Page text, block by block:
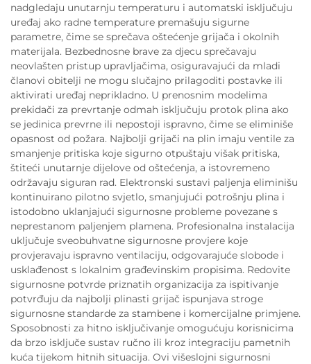
nadgledaju unutarnju temperaturu i automatski isključuju
uređaj ako radne temperature premašuju sigurne
parametre, čime se sprečava oštećenje grijača i okolnih
materijala. Bezbednosne brave za djecu sprečavaju
neovlašten pristup upravljačima, osiguravajući da mladi
članovi obitelji ne mogu slučajno prilagoditi postavke ili
aktivirati uređaj neprikladno. U prenosnim modelima
prekidači za prevrtanje odmah isključuju protok plina ako
se jedinica prevrne ili nepostoji ispravno, čime se eliminiše
opasnost od požara. Najbolji grijači na plin imaju ventile za
smanjenje pritiska koje sigurno otpuštaju višak pritiska,
štiteći unutarnje dijelove od oštećenja, a istovremeno
održavaju siguran rad. Elektronski sustavi paljenja eliminišu
kontinuirano pilotno svjetlo, smanjujući potrošnju plina i
istodobno uklanjajući sigurnosne probleme povezane s
neprestanom paljenjem plamena. Profesionalna instalacija
uključuje sveobuhvatne sigurnosne provjere koje
provjeravaju ispravno ventilaciju, odgovarajuće slobode i
usklađenost s lokalnim građevinskim propisima. Redovite
sigurnosne potvrde priznatih organizacija za ispitivanje
potvrđuju da najbolji plinasti grijač ispunjava stroge
sigurnosne standarde za stambene i komercijalne primjene.
Sposobnosti za hitno isključivanje omogućuju korisnicima
da brzo isključe sustav ručno ili kroz integraciju pametnih
kuća tijekom hitnih situacija. Ovi višeslojni sigurnosni